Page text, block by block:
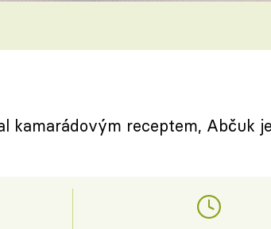
kamarádovým receptem, Abčuk